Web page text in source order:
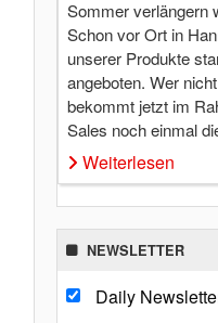
Sommer verlängern
Schon vor Ort in
unserer Produkte
angeboten. Wer
bekommt jetzt im
Sales noch einmal
Weiterlesen
NEWSLETTER
Daily